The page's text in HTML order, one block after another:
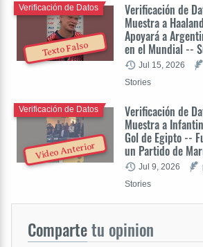
Texto Falso
Verificación de
Muestra a
Apoyará a
en el Mundial --
Verificación de Datos
Jul 15, 2026
Stories
Video Anterior
Verificación de
Muestra a
Gol de Egipto --
un Partido de
Verificación de Datos
Jul 9, 2026
Stories
Compartetu opinion